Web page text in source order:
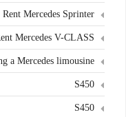
Rent Mercedes Sprinter
Mercedes V-CLASS
a Mercedes limousine
S450
S450